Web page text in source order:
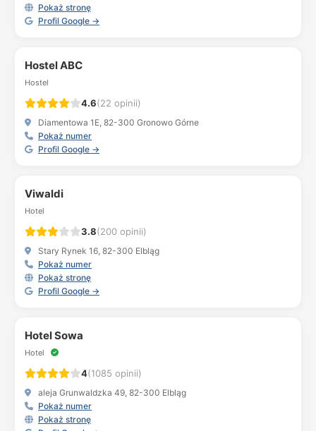
Pokaż stronę
Profil Google →
Hostel ABC
Hostel
4.6(22 opinii)
Diamentowa 1E, 82-300 Gronowo Górne
Pokaż numer
Profil Google →
Viwaldi
Hotel
3.8(200 opinii)
Stary Rynek 16, 82-300 Elbląg
Pokaż numer
Pokaż stronę
Profil Google →
Hotel Sowa
Hotel
4(1085 opinii)
aleja Grunwaldzka 49, 82-300 Elbląg
Pokaż numer
Pokaż stronę